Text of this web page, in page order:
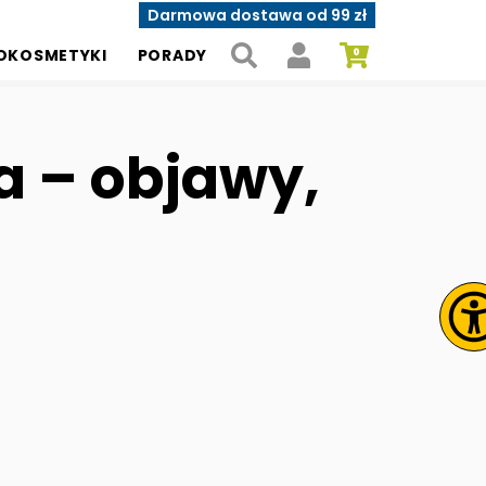
Darmowa dostawa od 99 zł
PORADY
– objawy,